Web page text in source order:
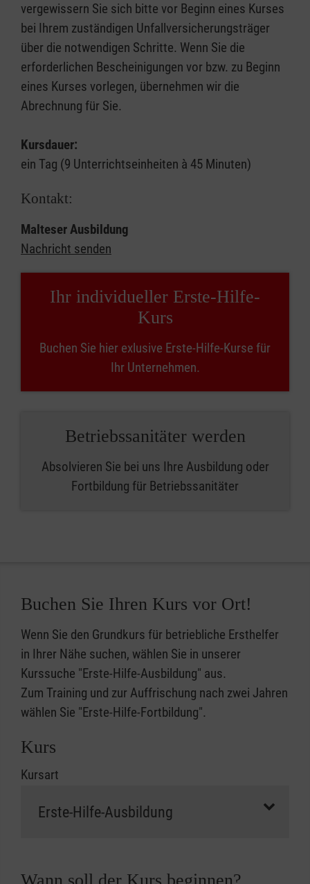
vergewissern Sie sich bitte vor Beginn eines Kurses
bei Ihrem zuständigen Unfallversicherungsträger
über die notwendigen Schritte. Wenn Sie die
erforderlichen Bescheinigungen vor bzw. zu Beginn
eines Kurses vorlegen, übernehmen wir die
Abrechnung für Sie.
Kursdauer:
ein Tag (9 Unterrichtseinheiten à 45 Minuten)
Kontakt:
Malteser Ausbildung
Nachricht senden
Ihr individueller Erste-Hilfe-
Kurs
Buchen Sie hier exlusive Erste-Hilfe-Kurse für
Ihr Unternehmen.
Betriebssanitäter werden
Absolvieren Sie bei uns Ihre Ausbildung oder
Fortbildung für Betriebssanitäter
Buchen Sie Ihren Kurs vor Ort!
Wenn Sie den Grundkurs für betriebliche Ersthelfer
in Ihrer Nähe suchen, wählen Sie in unserer
Kurssuche "Erste-Hilfe-Ausbildung" aus.
Zum Training und zur Auffrischung nach zwei Jahren
wählen Sie "Erste-Hilfe-Fortbildung".
Kurs
Kursart